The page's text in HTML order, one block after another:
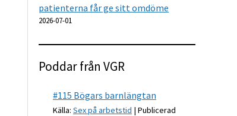
patienterna får ge sitt omdöme
2026-07-01
Poddar från VGR
#115 Bögars barnlängtan
Källa:Sex på arbetstid
Publicerad